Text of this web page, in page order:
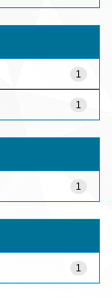
1
1
1
1